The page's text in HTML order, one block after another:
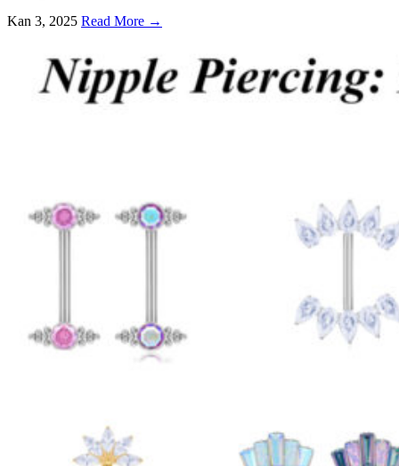
Kan 3, 2025 Read More →